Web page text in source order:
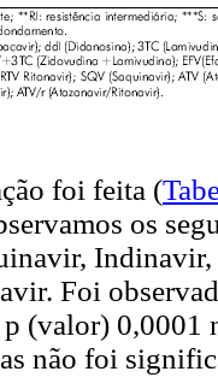
foi feita (
os
Foi
(valor) 0,0001
não foi